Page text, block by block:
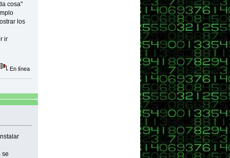
cosa"
los
ir
En línea
se